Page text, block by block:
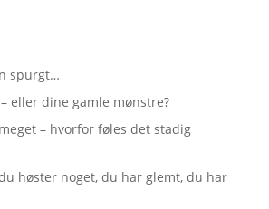
spurgt…
eller dine gamle mønstre?
– hvorfor føles det stadig
høster noget, du har glemt, du har